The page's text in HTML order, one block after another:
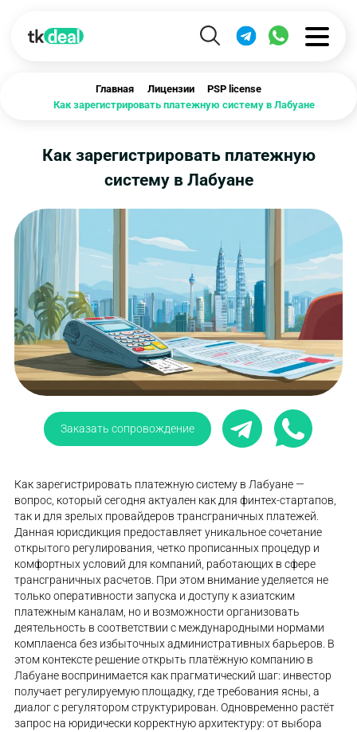
Главная Лицензии
PSP license
Как зарегистрировать платежную систему в Лабуане
Как зарегистрировать платежную
систему в Лабуане
Заказать сопровождение
Как зарегистрировать платежную систему в Лабуане —
вопрос, который сегодня актуален как для финтех-стартапов,
так и для зрелых провайдеров трансграничных платежей.
Данная юрисдикция предоставляет уникальное сочетание
открытого регулирования, четко прописанных процедур и
комфортных условий для компаний, работающих в сфере
трансграничных расчетов. При этом внимание уделяется не
только оперативности запуска и доступу к азиатским
платежным каналам, но и возможности организовать
деятельность в соответствии с международными нормами
комплаенса без избыточных административных барьеров. В
этом контексте решение открыть платёжную компанию в
Лабуане воспринимается как прагматический шаг: инвестор
получает регулируемую площадку, где требования ясны, а
диалог с регулятором структурирован. Одновременно растёт
запрос на юридически корректную архитектуру: от выбора